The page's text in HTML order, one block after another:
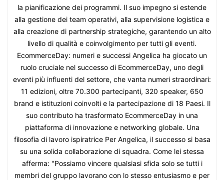
la pianificazione dei programmi. Il suo impegno si estende
alla gestione dei team operativi, alla supervisione logistica e
alla creazione di partnership strategiche, garantendo un alto
livello di qualità e coinvolgimento per tutti gli eventi.
EcommerceDay: numeri e successi Angelica ha giocato un
ruolo cruciale nel successo di EcommerceDay, uno degli
eventi più influenti del settore, che vanta numeri straordinari:
11 edizioni, oltre 70.300 partecipanti, 320 speaker, 650
brand e istituzioni coinvolti e la partecipazione di 18 Paesi. Il
suo contributo ha trasformato EcommerceDay in una
piattaforma di innovazione e networking globale. Una
filosofia di lavoro ispiratrice Per Angelica, il successo si basa
su una solida collaborazione di squadra. Come lei stessa
afferma: "Possiamo vincere qualsiasi sfida solo se tutti i
membri del gruppo lavorano con lo stesso entusiasmo e per